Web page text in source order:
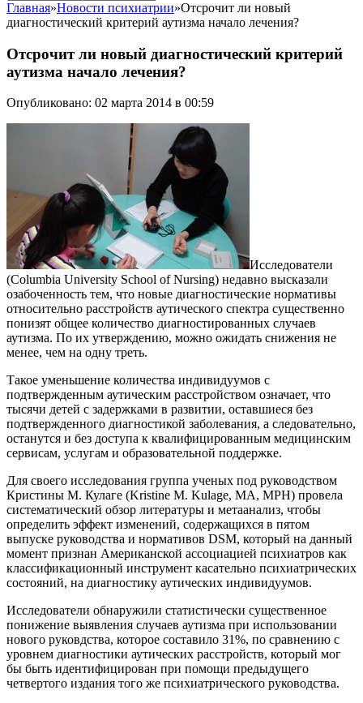
Главная»Новости психиатрии»Отсрочит ли новый
диагностический критерий аутизма начало лечения?
Отсрочит ли новый диагностический критерий
аутизма начало лечения?
Опубликовано: 02 марта 2014 в 00:59
Исследователи
(Columbia University School of Nursing) недавно высказали
озабоченность тем, что новые диагностические нормативы
относительно расстройств аутического спектра существенно
понизят общее количество диагностированных случаев
аутизма. По их утверждению, можно ожидать снижения не
менее, чем на одну треть.
Такое уменьшение количества индивидуумов с
подтвержденным аутическим расстройством означает, что
тысячи детей с задержками в развитии, оставшиеся без
подтвержденного диагностикой заболевания, а следовательно,
останутся и без доступа к квалифицированным медицинским
сервисам, услугам и образовательной поддержке.
Для своего исследования группа ученых под руководством
Кристины М. Кулаге (Kristine M. Kulage, MA, MPH) провела
систематический обзор литературы и метаанализ, чтобы
определить эффект изменений, содержащихся в пятом
выпуске руководства и нормативов DSM, который на данный
момент признан Американской ассоциацией психиатров как
классификационный инструмент касательно психиатрических
состояний, на диагностику аутических индивидуумов.
Исследователи обнаружили статистически существенное
понижение выявления случаев аутизма при использовании
нового руковдства, которое составило 31%, по сравнению с
уровнем диагностики аутических расстройств, который мог
бы быть идентифицирован при помощи предыдущего
четвертого издания того же психиатрического руководства.